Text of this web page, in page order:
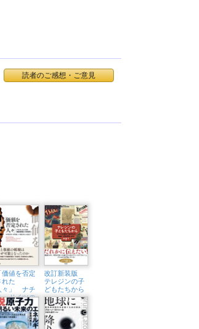
読者のご感想・ご意見
価値を否定
れた
々」 ナチ
・ドイツの
制断種と
安楽死」
改訂新装版
テレジンの子
どもたちから